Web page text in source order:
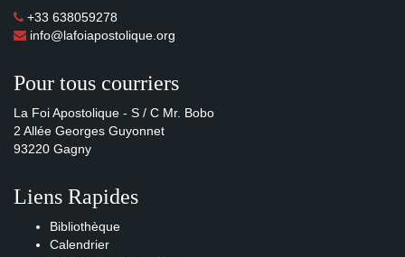
+33 638059278
info@lafoiapostolique.org
Pour tous courriers
La Foi Apostolique - S / C Mr. Bobo
2 Allée Georges Guyonnet
93220 Gagny
Liens Rapides
Bibliothèque
Calendrier